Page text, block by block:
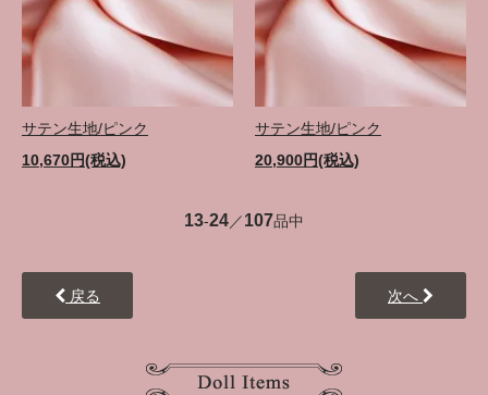
サテン生地/ピンク
10,670円(税込)
サテン生地/ピンク
20,900円(税込)
13-24／107品中
戻る 次へ